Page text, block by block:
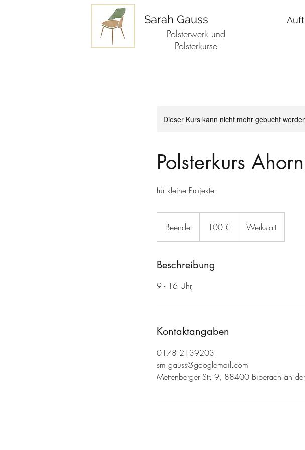
Sarah Gauss
Polsterwerk und
Polsterkurse
Dieser Kurs kann nicht mehr gebucht
Polsterkurs Ahorn
für kleine Projekte
BeendetB
e
n
e
100 € Werkstatt
Beschreibung
9 - 16 Uhr,
Kontaktangaben
0178 2139203
sm.gauss@googlemail.com
Mettenberger Str. 9, 88400 Biberach an